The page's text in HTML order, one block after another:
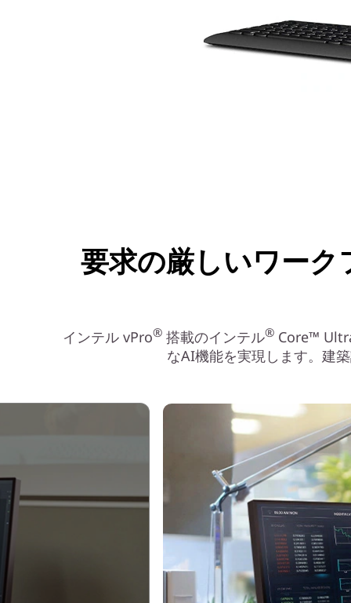
要求の厳しいワー
インテル vPro® 搭載のインテル® Core™
なAI機能を実現します。建